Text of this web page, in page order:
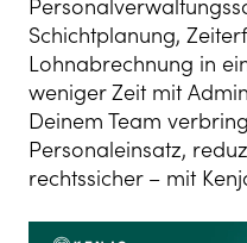
Schichtplanung,
Lohnabrechnung in
weniger Zeit mit
Deinem Team
Personaleinsatz,
rechtssicher – mit